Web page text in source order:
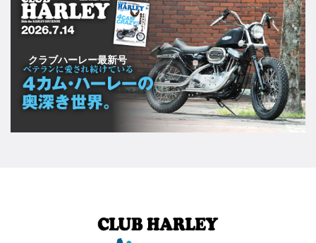
クラブハーレー最新号